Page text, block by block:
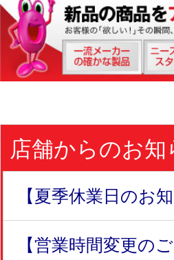
店舗からのお知
【夏季休業日のお知
【営業時間変更のご